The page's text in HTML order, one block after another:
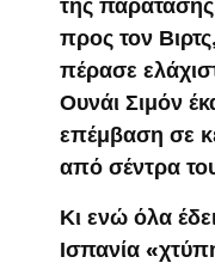
της
προς τον
πέρασε
Ουνάι Σιμόν
επέμβαση σε
από σέντρα
Κι ενώ όλα
Ισπανία